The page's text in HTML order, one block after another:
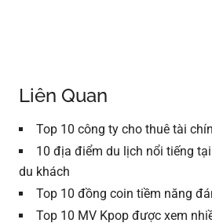
Liên Quan
Top 10 công ty cho thuê tài
10 địa điểm du lịch nổi tiếng
du khách
Top 10 đồng coin tiềm năng
Top 10 MV Kpop được xem